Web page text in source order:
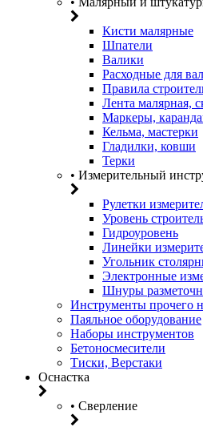
Кисти малярные
Шпатели
Валики
Расходные для
Правила
Лента малярная,
Маркеры,
Кельма, мастерки
Гладилки, ковши
Терки
• Измерительный
Рулетки
Уровень
Гидроуровень
Линейки
Угольник
Электронные
Шнуры
Инструменты прочего
Паяльное оборудование
Наборы инструментов
Бетоносмесители
Тиски, Верстаки
Оснастка
• Сверление